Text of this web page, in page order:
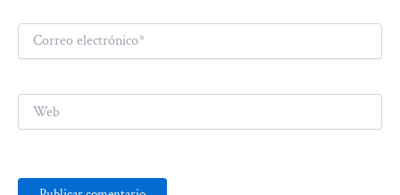
Correo
electrónico*